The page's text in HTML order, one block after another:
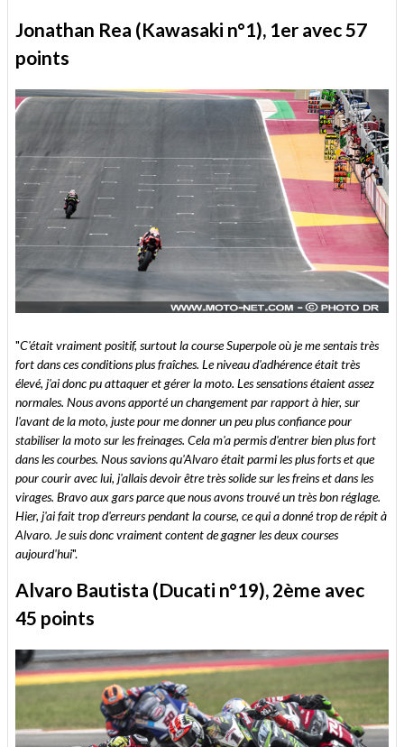
Jonathan Rea (Kawasaki n°1), 1er avec 57
points
"C'était vraiment positif, surtout la course Superpole où je me sentais très
fort dans ces conditions plus fraîches. Le niveau d'adhérence était très
élevé, j'ai donc pu attaquer et gérer la moto. Les sensations étaient assez
normales. Nous avons apporté un changement par rapport à hier, sur
l'avant de la moto, juste pour me donner un peu plus confiance pour
stabiliser la moto sur les freinages. Cela m'a permis d'entrer bien plus fort
dans les courbes. Nous savions qu'Alvaro était parmi les plus forts et que
pour courir avec lui, j'allais devoir être très solide sur les freins et dans les
virages. Bravo aux gars parce que nous avons trouvé un très bon réglage.
Hier, j'ai fait trop d'erreurs pendant la course, ce qui a donné trop de répit à
Alvaro. Je suis donc vraiment content de gagner les deux courses
aujourd'hui".
Alvaro Bautista (Ducati n°19), 2ème avec
45 points